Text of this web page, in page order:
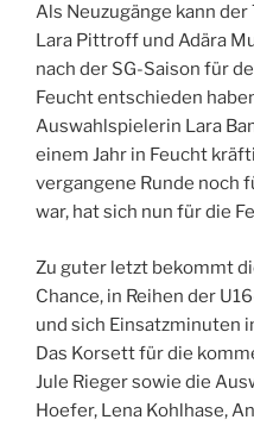
Als Neuzugänge kann
Lara Pittroff und Adära
nach der SG-Saison für
Feucht entschieden
Auswahlspielerin Lara
einem Jahr in Feucht
vergangene Runde noch
war, hat sich nun für die
Zu guter letzt bekommt
Chance, in Reihen der
und sich Einsatzminuten
Das Korsett für die
Jule Rieger sowie die
Hoefer, Lena Kohlhase,